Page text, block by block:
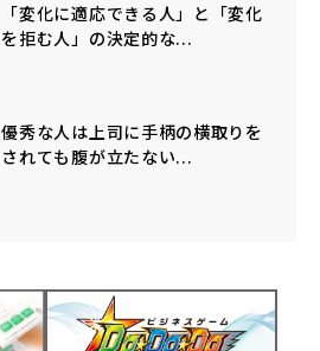
「変化に適応できる人」と「変化
を拒む人」の決定的な...
優秀な人は上司に手柄の横取りを
されても腹が立たない...